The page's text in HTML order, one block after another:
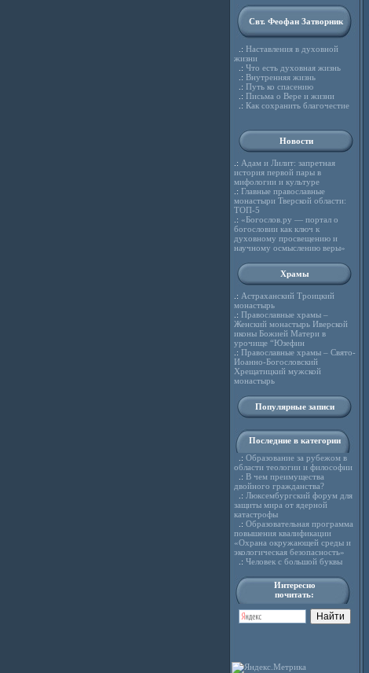
Свт. Феофан Затворник
.: Наставления в духовной
жизни
.: Что есть духовная жизнь
.: Внутренняя жизнь
.: Путь ко спасению
.: Письма о Вере и жизни
.: Как сохранить благочестие
Новости
.: Адам и Лилит: запретная
история первой пары в
мифологии и культуре
.: Главные православные
монастыри Тверской области:
ТОП-5
.: «Богослов.ру — портал о
богословии как ключ к
духовному просвещению и
научному осмыслению веры»
Храмы
.: Астраханский Троицкий
монастырь
.: Православные храмы –
Женский монастырь Иверской
иконы Божией Матери в
урочище “Юзефин
.: Православные храмы – Свято-
Иоанно-Богословский
Хрещатицкий мужской
монастырь
Популярные записи
Последние в категории
.: Образование за рубежом в
области теологии и философии
.: В чем преимущества
двойного гражданства?
.: Люксембургский форум для
защиты мира от ядерной
катастрофы
.: Образовательная программа
повышения квалификации
«Охрана окружающей среды и
экологическая безопасность»
.: Человек с большой буквы
Интересно
почитать: